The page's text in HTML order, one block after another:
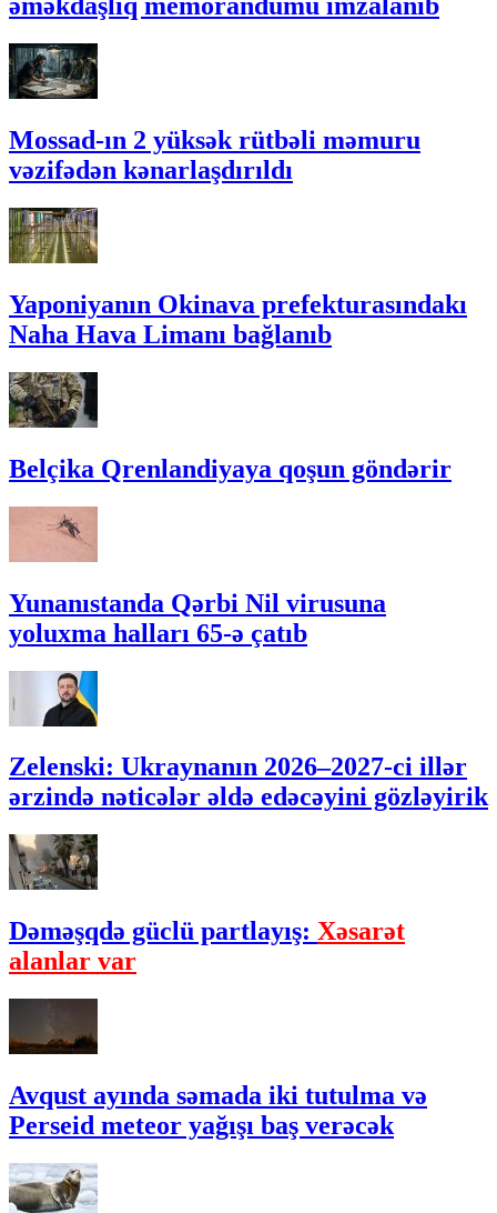
əməkdaşlıq memorandumu imzalanıb
Mossad-ın 2 yüksək rütbəli məmuru
vəzifədən kənarlaşdırıldı
Yaponiyanın Okinava prefekturasındakı
Naha Hava Limanı bağlanıb
Belçika Qrenlandiyaya qoşun göndərir
Yunanıstanda Qərbi Nil virusuna
yoluxma halları 65-ə çatıb
Zelenski: Ukraynanın 2026–2027-ci illər
ərzində nəticələr əldə edəcəyini gözləyirik
Dəməşqdə güclü partlayış: Xəsarət
alanlar var
Avqust ayında səmada iki tutulma və
Perseid meteor yağışı baş verəcək